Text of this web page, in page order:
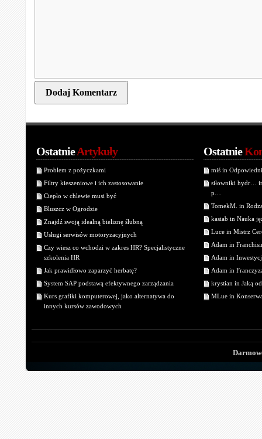
OstatnieArtykuły
Problem z pożyczkami
Filtry kieszeniowe i ich zastosowanie
Ciepło w chlewie musi być
Bluszcz w Ogrodzie
Znajdź swoją idealną bieliznę ślubną
Usługi serwisów motoryzacyjnych
Czy wiesz co wchodzi w zakres HR? Specjalistyczne
szkolenia HR
Jak prawidłowo zaparzyć herbatę?
System SAP podstawą efektywnego zarządzania
Kurs grafiki komputerowej, jako alternatywa do
innych kursów zawodowych
Ostatnie
miś in
siłowniki hydr…
p…
TomekM. in
kasiab in Nauka
Luce in Mistrz
Adam in
Adam in
Adam in
krystian in Jaką
MLue in